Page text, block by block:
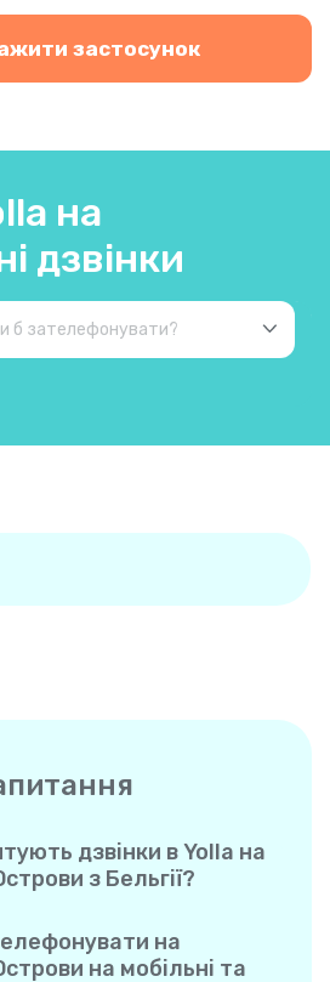
застосунок
на
дзвінки
дзвінки в Yolla на
з Бельгії?
актуальними тарифами у
прихованих комісій,
на
на мобільні та